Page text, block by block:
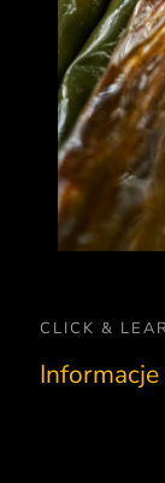
CLICK &
Informacje